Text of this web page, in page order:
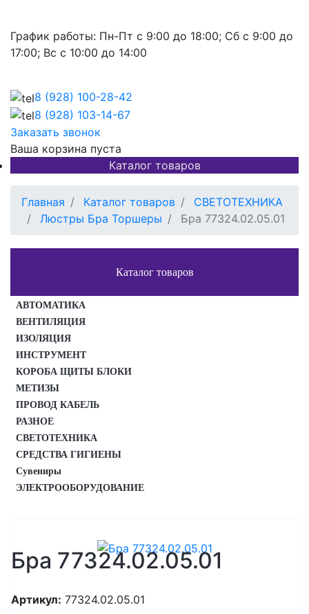
График работы: Пн-Пт с 9:00 до 18:00; Сб с 9:00 до
17:00; Вс с 10:00 до 14:00
8 (928) 100-28-42
8 (928) 103-14-67
Заказать звонок
Ваша корзина пуста
Каталог товаров
Главная Каталог товаров
СВЕТОТЕХНИКА
Люстры Бра Торшеры
Бра 77324.02.05.01
Каталог товаров
АВТОМАТИКА
ВЕНТИЛЯЦИЯ
ИЗОЛЯЦИЯ
ИНСТРУМЕНТ
КОРОБА ЩИТЫ БЛОКИ
МЕТИЗЫ
ПРОВОД КАБЕЛЬ
РАЗНОЕ
СВЕТОТЕХНИКА
СРЕДСТВА ГИГИЕНЫ
Сувениры
ЭЛЕКТРООБОРУДОВАНИЕ
Бра 77324.02.05.01
Артикул: 77324.02.05.01